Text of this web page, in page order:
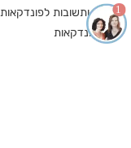
שאלות ותשובות לפונדקאות
הליך פונדקאות
1